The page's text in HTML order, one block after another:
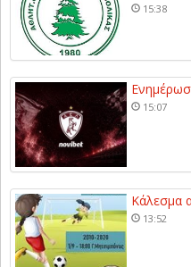
15:38
15:07
Κάλεσμα
13:52